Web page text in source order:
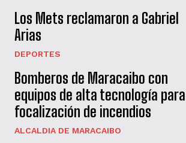
Los Mets reclamaron a Gabriel
Arias
DEPORTES
Bomberos de Maracaibo con
equipos de alta tecnología para
focalización de incendios
ALCALDIA DE MARACAIBO